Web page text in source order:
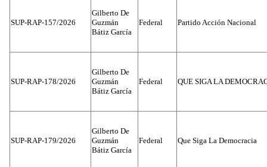
SUP-RAP-157/2026
Gilberto De
Guzmán
Bátiz García
Federal Partido Acción Nacional
SUP-RAP-178/2026
Gilberto De
Guzmán
Bátiz García
Federal QUE SIGA LA
SUP-RAP-179/2026
Gilberto De
Guzmán
Bátiz García
Federal Que Siga La Democracia